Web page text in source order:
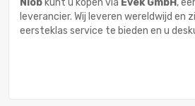
Niob kunt u kopen via Evek GmbH ,
leverancier. Wij leveren wereldwijd en
eersteklas service te bieden en u